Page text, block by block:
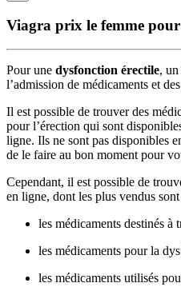
Viagra prix le femme pour
Pour une dysfonction érectile, un
l’admission de médicaments et
Il est possible de trouver des
pour l’érection qui sont
ligne. Ils ne sont pas disponibles
de le faire au bon moment pour
Cependant, il est possible de
en ligne, dont les plus vendus sont
les médicaments destinés
les médicaments pour la
les médicaments utilisés